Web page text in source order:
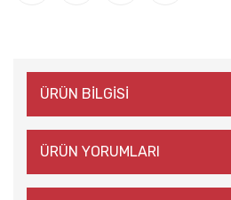
ÜRÜN BİLGİSİ
ÜRÜN YORUMLARI